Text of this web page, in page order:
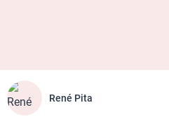
René Pita